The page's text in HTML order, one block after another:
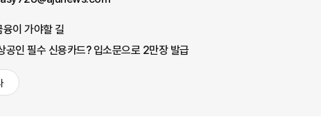
이 가야할 길
공인 필수 신용카드? 입소문으로 2만장 발급